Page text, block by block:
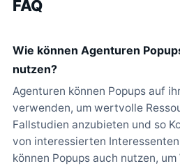
FAQ
Wie können Agenturen
nutzen?
Agenturen können Popups auf
verwenden, um wertvolle
Fallstudien anzubieten und so
von interessierten Interessenten
können Popups auch nutzen,